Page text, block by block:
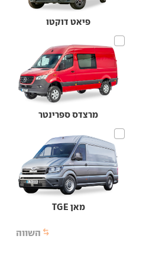
פיאט דוקטו
מרצדס ספרינטר
מאן TGE
השווה